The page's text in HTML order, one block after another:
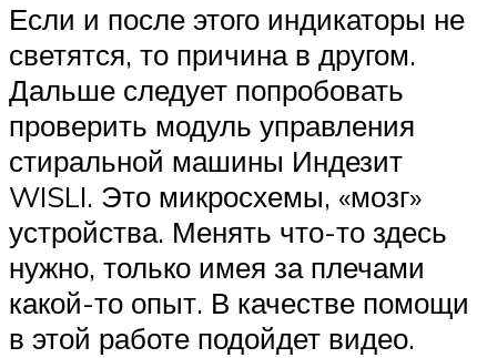
Если и после этого индикаторы не
светятся, то причина в другом.
Дальше следует попробовать
проверить модуль управления
стиральной машины Индезит
WISLI. Это микросхемы, «мозг»
устройства. Менять что-то здесь
нужно, только имея за плечами
какой-то опыт. В качестве помощи
в этой работе подойдет видео.